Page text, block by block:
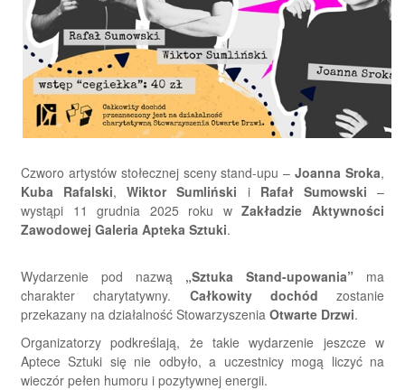
Czworo artystów stołecznej sceny stand-upu –Joanna Sroka,
Kuba Rafalski,Wiktor Sumliński i Rafał Sumowski –
wystąpi 11 grudnia 2025 roku wZakładzie Aktywności
Zawodowej Galeria Apteka Sztuki.
Wydarzenie pod nazwą „Sztuka Stand-upowania” ma
charakter charytatywny. Całkowity dochód zostanie
przekazany na działalność Stowarzyszenia Otwarte Drzwi.
Organizatorzy podkreślają, że takie wydarzenie jeszcze w
Aptece Sztuki się nie odbyło, a uczestnicy mogą liczyć na
wieczór pełen humoru i pozytywnej energii.